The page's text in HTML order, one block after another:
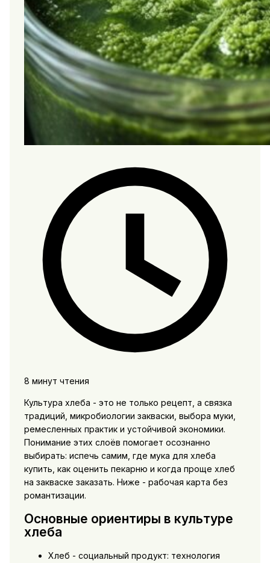
8 минут чтения
Культура хлеба - это не только рецепт, а связка
традиций, микробиологии закваски, выбора муки,
ремесленных практик и устойчивой экономики.
Понимание этих слоёв помогает осознанно
выбирать: испечь самим, где мука для хлеба
купить , как оценить пекарню и когда проще хлеб
на закваске заказать. Ниже - рабочая карта без
романтизации.
Основные ориентиры в культуре
хлеба
Хлеб - социальный продукт: технология